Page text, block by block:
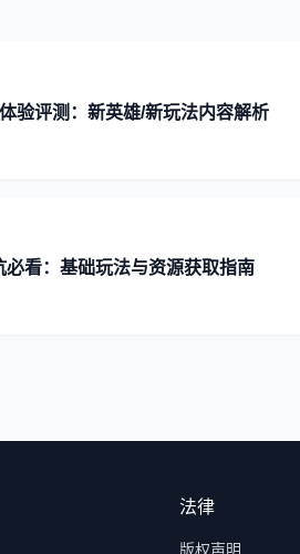
验评测：新英雄/新玩法内容解析
必看：基础玩法与资源获取指南
法律
版权声明